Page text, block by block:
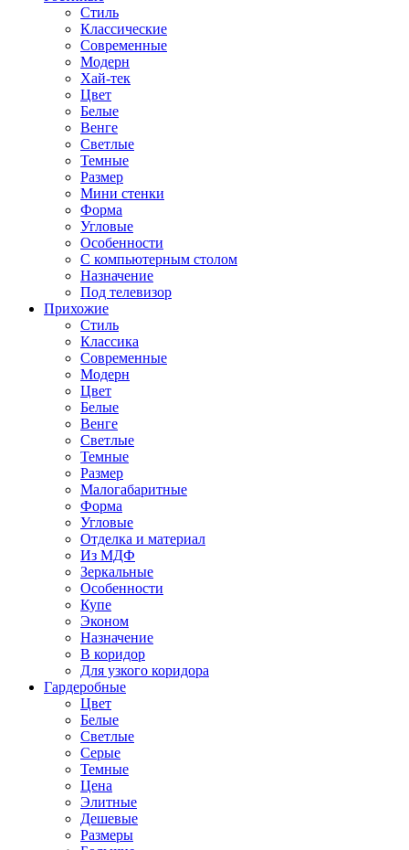
Стиль
Классические
Современные
Модерн
Хай-тек
Цвет
Белые
Венге
Светлые
Темные
Размер
Мини стенки
Форма
Угловые
Особенности
С компьютерным столом
Назначение
Под телевизор
Прихожие
Стиль
Классика
Современные
Модерн
Цвет
Белые
Венге
Светлые
Темные
Размер
Малогабаритные
Форма
Угловые
Отделка и материал
Из МДФ
Зеркальные
Особенности
Купе
Эконом
Назначение
В коридор
Для узкого коридора
Гардеробные
Цвет
Белые
Светлые
Серые
Темные
Цена
Элитные
Дешевые
Размеры